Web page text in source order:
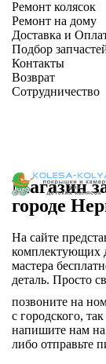
Ремонт колясок
Ремонт на дому
Доставка и
Подбор
Контакты
Возврат
Сотрудничество
Магазин
городе
На сайте
комплектующих
мастера
деталь. Просто
позвоните на
с городского,
напишите нам
либо отправьте